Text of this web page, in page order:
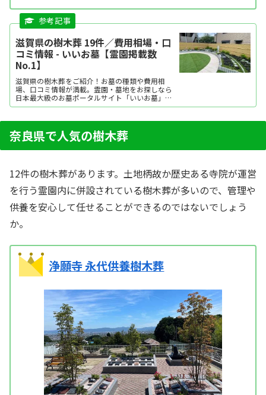
滋賀県の樹木葬 19件／費用相場・口
コミ情報 - いいお墓【霊園掲載数
No.1】
滋賀県の樹木葬をご紹介！お墓の種類や費用相
場、口コミ情報が満載。霊園・墓地をお探しなら
日本最大級のお墓ポータルサイト「いいお墓」に
お任せください。資料請求・見学予約・お墓の相
方など、お墓探しに役立つ情報も提供中。
奈良県で人気の樹木葬
12件の樹木葬があります。土地柄故か歴史ある寺院が運営
を行う霊園内に併設されている樹木葬が多いので、管理や
供養を安心して任せることができるのではないでしょう
か。
浄願寺 永代供養樹木葬